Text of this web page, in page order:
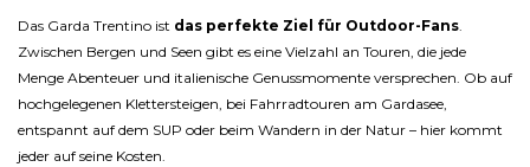
Das Garda Trentino ist das perfekte Ziel für Outdoor-Fans.
Zwischen Bergen und Seen gibt es eine Vielzahl an Touren, die jede
Menge Abenteuer und italienische Genussmomente versprechen. Ob auf
hochgelegenen Klettersteigen, bei Fahrradtouren am Gardasee,
entspannt auf dem SUP oder beim Wandern in der Natur – hier kommt
jeder auf seine Kosten.